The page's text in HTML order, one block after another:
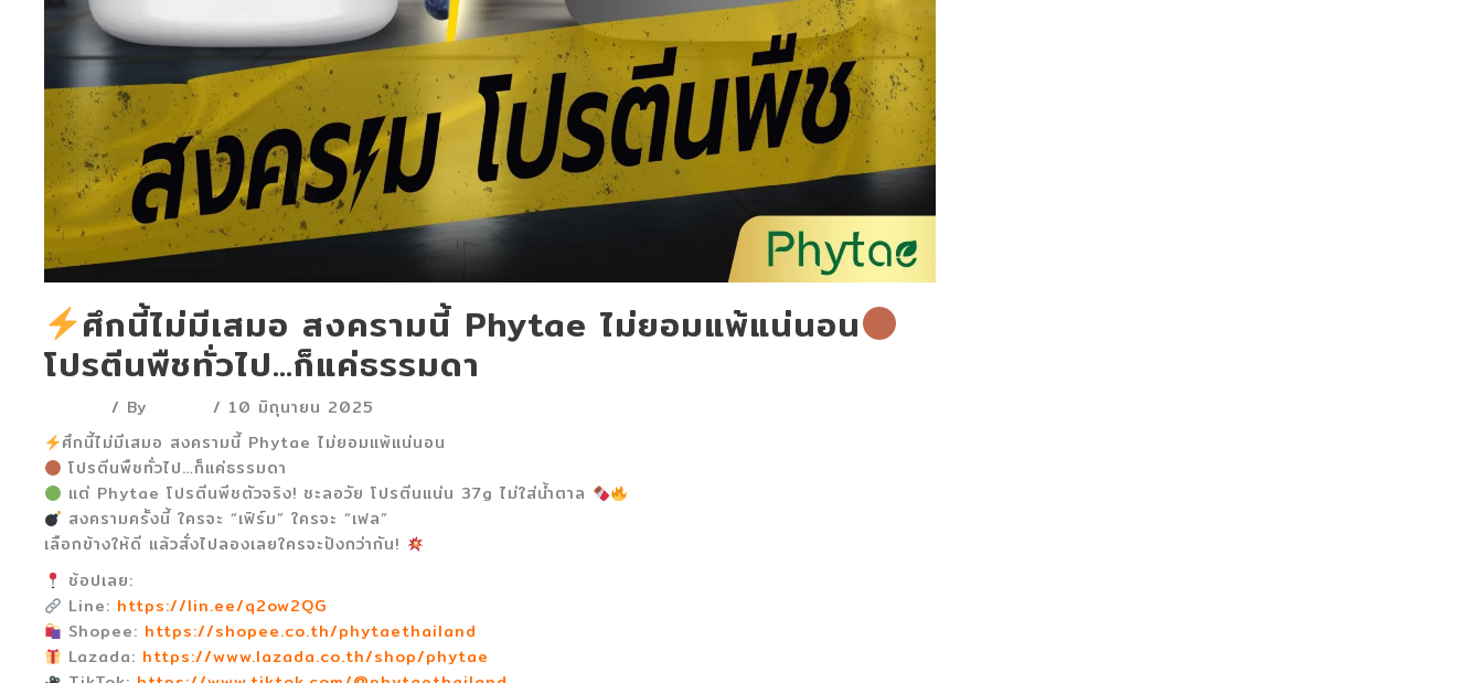
ศึกนี้ไม่มีเสมอ สงครามนี้ Phytae ไม่ยอมแพ้แน่นอน
โปรตีนพืชทั่วไป…ก็แค่ธรรมดา
/ By / 10 มิถุนายน 2025
ศึกนี้ไม่มีเสมอ สงครามนี้ Phytae ไม่ยอมแพ้แน่นอน
โปรตีนพืชทั่วไป…ก็แค่ธรรมดา
แต่ Phytae โปรตีนพีชตัวจริง! ชะลอวัย โปรตีนแน่น 37g ไม่ใส่น้ำตาล
สงครามครั้งนี้ ใครจะ “เฟิร์ม” ใครจะ “เฟล”
เลือกข้างให้ดี แล้วสั่งไปลองเลยใครจะปังกว่ากัน!
ช้อปเลย:
Line: https://lin.ee/q2ow2QG
Shopee: https://shopee.co.th/phytaethailand
Lazada: https://www.lazada.co.th/shop/phytae